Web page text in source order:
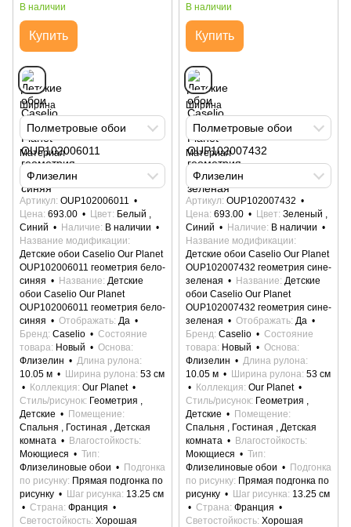
В наличии
Купить
Ширина
Полметровые обои
Материал
Флизелин
Артикул OUP102006011
Цена 693.00 Цвет Белый ,
Синий
Наличие В наличии
Название модификации
Детские обои Caselio Our Planet
OUP102006011 геометрия бело-
синяя
Название Детские
обои Caselio Our Planet
OUP102006011 геометрия бело-
синяя
Отображать Да
Бренд Caselio
Состояние
товара Новый
Основа
Флизелин
Длина рулона
10.05 м
Ширина рулона 53 см
Коллекция Our Planet
Стиль/рисунок Геометрия ,
Детские
Помещение
Спальня , Гостиная , Детская
комната
Влагостойкость
Моющиеся
Тип
Флизелиновые обои
Подгонка
по рисунку Прямая подгонка по
рисунку
Шаг рисунка 13.25 см
Страна Франция
Светостойкость Хорошая
В наличии
Купить
Ширина
Полметровые обои
Материал
Флизелин
Артикул OUP102007432
Цена 693.00 Цвет Зеленый ,
Синий
Наличие В наличии
Название модификации
Детские обои Caselio Our Planet
OUP102007432 геометрия сине-
зеленая
Название Детские
обои Caselio Our Planet
OUP102007432 геометрия сине-
зеленая
Отображать Да
Бренд Caselio
Состояние
товара Новый
Основа
Флизелин
Длина рулона
10.05 м
Ширина рулона 53 см
Коллекция Our Planet
Стиль/рисунок Геометрия ,
Детские
Помещение
Спальня , Гостиная , Детская
комната
Влагостойкость
Моющиеся
Тип
Флизелиновые обои
Подгонка
по рисунку Прямая подгонка по
рисунку
Шаг рисунка 13.25 см
Страна Франция
Светостойкость Хорошая